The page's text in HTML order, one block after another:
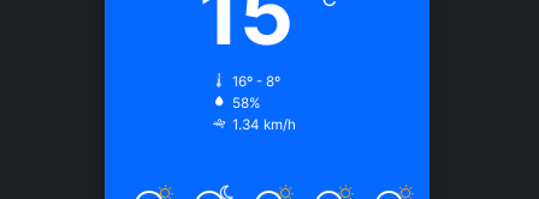
16º - 8º
58%
1.34 km/h